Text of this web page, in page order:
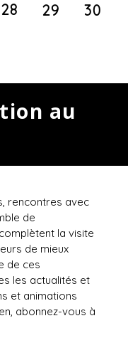
28 29 30
au
rencontres avec
de
la visite
de mieux
de ces
les actualités et
et animations
abonnez-vous à